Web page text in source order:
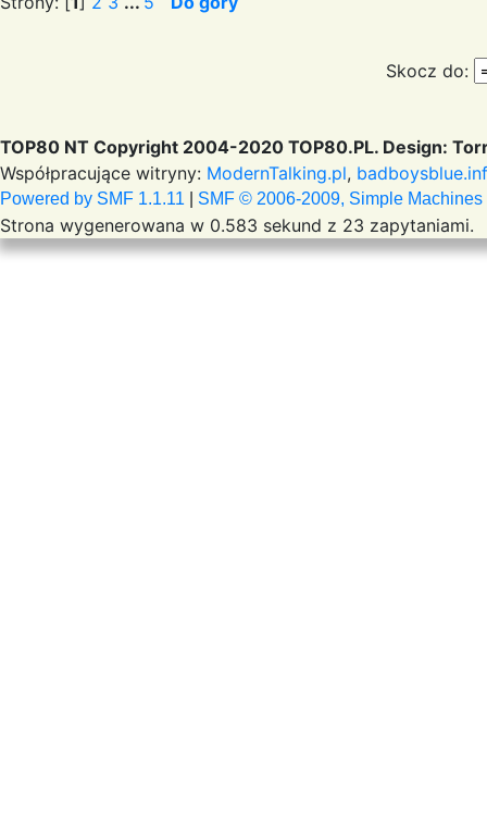
Skocz do:
TOP80 NT Copyright 2004-2020 TOP80.PL. Design:
Współpracujące witryny: ModernTalking.pl,
Powered by SMF 1.1.11 SMF © 2006-2009, Simple Machines
Strona wygenerowana w 0.583 sekund z 23 zapytaniami.